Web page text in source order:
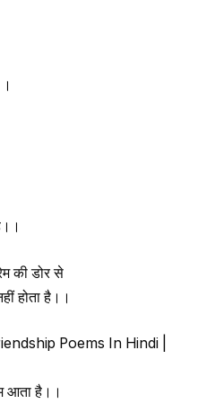
की डोर से
होता है।।
Poems In Hindi |
आता है।।